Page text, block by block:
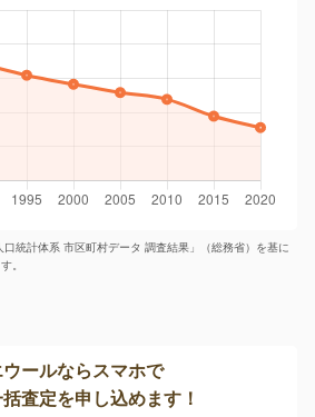
統計体系 市区町村データ 調査結果」（総務省）を基に
。
ウールならスマホで
査定を申し込めます！